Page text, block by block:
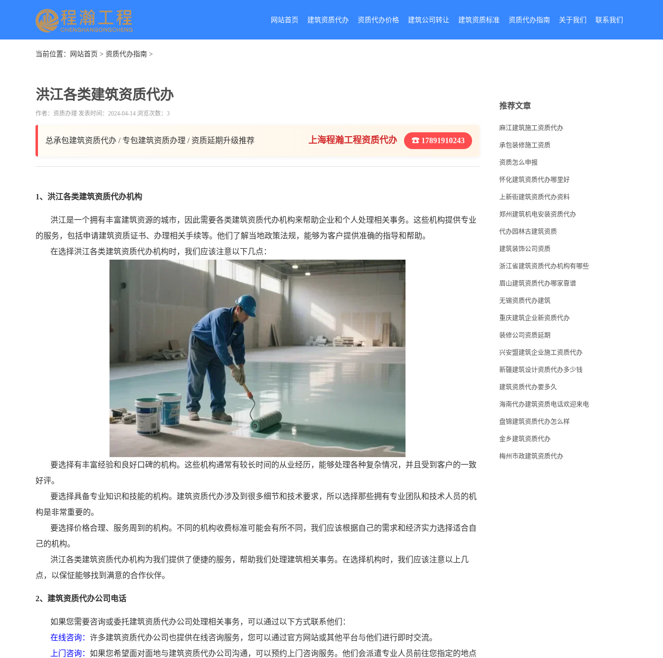
网站首页 建筑资质代办 资质代办价格 建筑公司转让 建筑资质标准 资质代办指南 关于我们 联系我们
当前位置： 网站首页 > 资质代办指南 >
洪江各类建筑资质代办
作者：资质办理 发表时间：2024-04-14 浏览次数：3
总承包建筑资质代办 / 专包建筑资质办理 / 资质延期升级推荐 上海程瀚工程资质代办 ☎ 17891910243
1、洪江各类建筑资质代办机构
洪江是一个拥有丰富建筑资源的城市，因此需要各类建筑资质代办机构来帮助企业和个人处理相关事务。这些机构提供专业
的服务，包括申请建筑资质证书、办理相关手续等。他们了解当地政策法规，能够为客户提供准确的指导和帮助。
在选择洪江各类建筑资质代办机构时，我们应该注意以下几点：
要选择有丰富经验和良好口碑的机构。这些机构通常有较长时间的从业经历，能够处理各种复杂情况，并且受到客户的一致
好评。
要选择具备专业知识和技能的机构。建筑资质代办涉及到很多细节和技术要求，所以选择那些拥有专业团队和技术人员的机
构是非常重要的。
要选择价格合理、服务周到的机构。不同的机构收费标准可能会有所不同，我们应该根据自己的需求和经济实力选择适合自
己的机构。
洪江各类建筑资质代办机构为我们提供了便捷的服务，帮助我们处理建筑相关事务。在选择机构时，我们应该注意以上几
点，以保怔能够找到满意的合作伙伴。
2、建筑资质代办公司电话
如果您需要咨询或委托建筑资质代办公司处理相关事务，可以通过以下方式联系他们：
在线咨询： 许多建筑资质代办公司也提供在线咨询服务，您可以通过官方网站或其他平台与他们进行即时交流。
上门咨询： 如果您希望面对面地与建筑资质代办公司沟通，可以预约上门咨询服务。他们会派遣专业人员前往您指定的地点
推荐文章
麻江建筑施工资质代办
承包装修施工资质
资质怎么申报
怀化建筑资质代办哪里好
上新街建筑资质代办资料
郑州建筑机电安装资质代办
代办园林古建筑资质
建筑装饰公司资质
浙江省建筑资质代办机构有哪些
眉山建筑资质代办哪家靠谱
无锡资质代办建筑
重庆建筑企业新资质代办
装修公司资质延期
兴安盟建筑企业施工资质代办
新疆建筑设计资质代办多少钱
建筑资质代办要多久
海南代办建筑资质电话欢迎来电
盘锦建筑资质代办怎么样
金乡建筑资质代办
梅州市政建筑资质代办